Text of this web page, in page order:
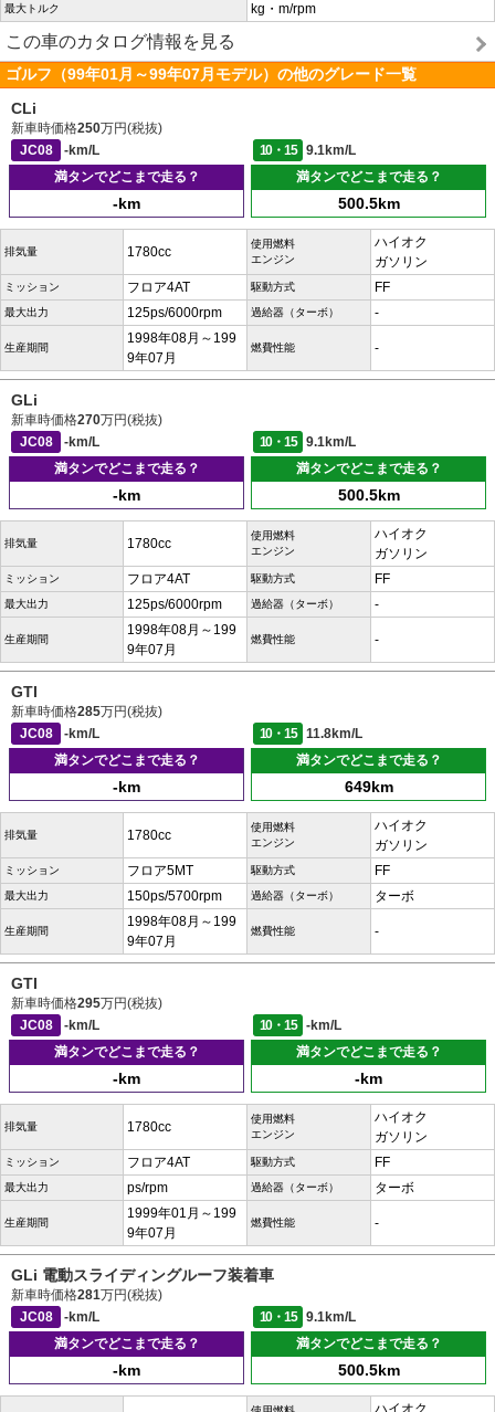
最大トルク kg・m/rpm
この車のカタログ情報を見る
ゴルフ（99年01月～99年07月モデル）の他のグレード一覧
CLi
新車時価格250万円(税抜)
JC08
-km/L 10・15
9.1km/L
満タンでどこまで走る？
-km
満タンでどこまで走る？
500.5km
排気量 1780cc
使用燃料
エンジン
ハイオク
ガソリン
ミッション フロア4AT 駆動方式 FF
最大出力 125ps/6000rpm 過給器（ターボ） -
生産期間
1998年08月～199
9年07月
燃費性能 -
GLi
新車時価格270万円(税抜)
JC08
-km/L 10・15
9.1km/L
満タンでどこまで走る？
-km
満タンでどこまで走る？
500.5km
排気量 1780cc
使用燃料
エンジン
ハイオク
ガソリン
ミッション フロア4AT 駆動方式 FF
最大出力 125ps/6000rpm 過給器（ターボ） -
生産期間
1998年08月～199
9年07月
燃費性能 -
GTI
新車時価格285万円(税抜)
JC08
-km/L 10・15
11.8km/L
満タンでどこまで走る？
-km
満タンでどこまで走る？
649km
排気量 1780cc
使用燃料
エンジン
ハイオク
ガソリン
ミッション フロア5MT 駆動方式 FF
最大出力 150ps/5700rpm 過給器（ターボ） ターボ
生産期間
1998年08月～199
9年07月
燃費性能 -
GTI
新車時価格295万円(税抜)
JC08
-km/L 10・15
-km/L
満タンでどこまで走る？
-km
満タンでどこまで走る？
-km
排気量 1780cc
使用燃料
エンジン
ハイオク
ガソリン
ミッション フロア4AT 駆動方式 FF
最大出力 ps/rpm 過給器（ターボ） ターボ
生産期間
1999年01月～199
9年07月
燃費性能 -
GLi 電動スライディングルーフ装着車
新車時価格281万円(税抜)
JC08
-km/L 10・15
9.1km/L
満タンでどこまで走る？
-km
満タンでどこまで走る？
500.5km